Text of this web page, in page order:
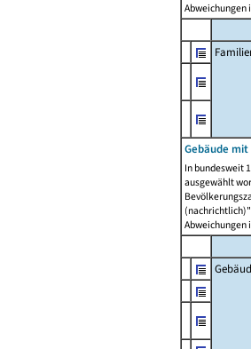
Abweichungen
Gebäude
In bundesweit
ausgewählt
Abweichungen